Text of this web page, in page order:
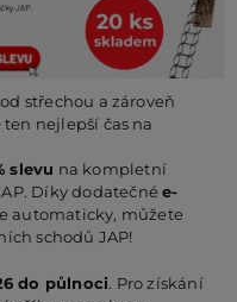
střechou a zároveň
nejlepší čas na
slevu na kompletní
Díky dodatečnée-
automaticky, můžete
schodů JAP!
do půlnoci. Pro získání